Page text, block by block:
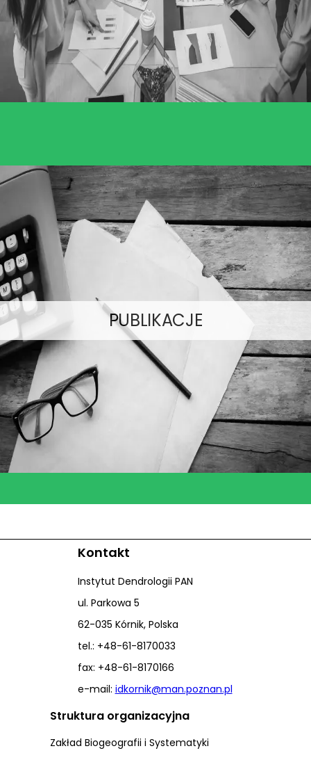
PUBLIKACJE
Kontakt
Instytut Dendrologii PAN
ul. Parkowa 5
62-035 Kórnik, Polska
tel.: +48-61-8170033
fax: +48-61-8170166
e-mail: idkornik@man.poznan.pl
Struktura organizacyjna
Zakład Biogeografii i Systematyki